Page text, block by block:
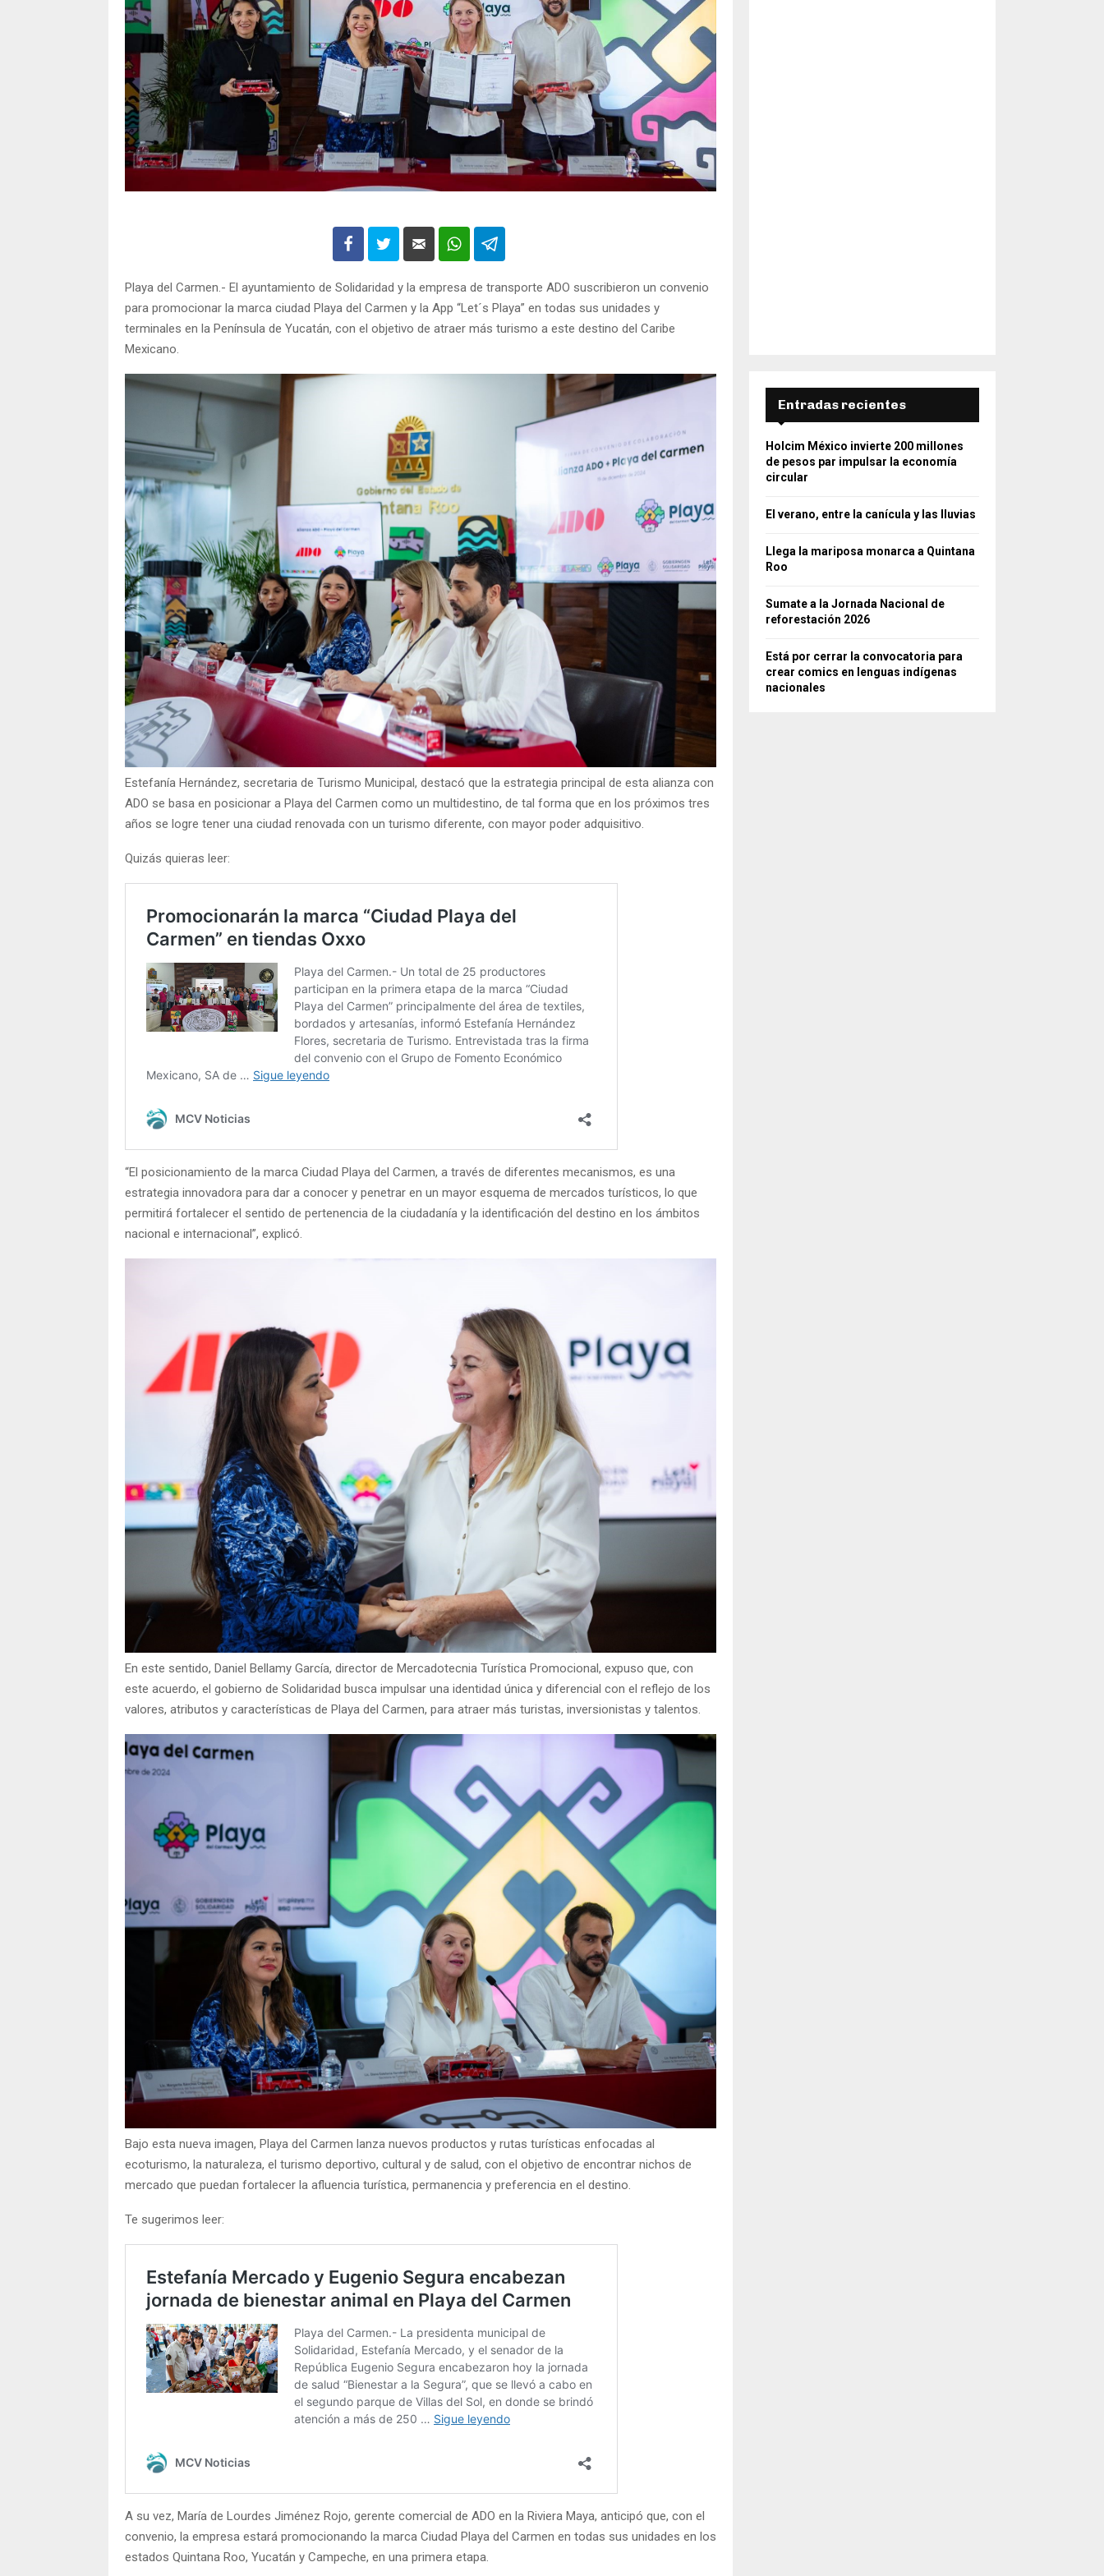
Playa del Carmen.- El ayuntamiento de Solidaridad y la empresa de transporte ADO suscribieron un convenio
para promocionar la marca ciudad Playa del Carmen y la App “Let´s Playa” en todas sus unidades y
terminales en la Península de Yucatán, con el objetivo de atraer más turismo a este destino del Caribe
Mexicano.
Estefanía Hernández, secretaria de Turismo Municipal, destacó que la estrategia principal de esta alianza con
ADO se basa en posicionar a Playa del Carmen como un multidestino, de tal forma que en los próximos tres
años se logre tener una ciudad renovada con un turismo diferente, con mayor poder adquisitivo.
Quizás quieras leer:
“El posicionamiento de la marca Ciudad Playa del Carmen, a través de diferentes mecanismos, es una
estrategia innovadora para dar a conocer y penetrar en un mayor esquema de mercados turísticos, lo que
permitirá fortalecer el sentido de pertenencia de la ciudadanía y la identificación del destino en los ámbitos
nacional e internacional”, explicó.
En este sentido, Daniel Bellamy García, director de Mercadotecnia Turística Promocional, expuso que, con
este acuerdo, el gobierno de Solidaridad busca impulsar una identidad única y diferencial con el reflejo de los
valores, atributos y características de Playa del Carmen, para atraer más turistas, inversionistas y talentos.
Bajo esta nueva imagen, Playa del Carmen lanza nuevos productos y rutas turísticas enfocadas al
ecoturismo, la naturaleza, el turismo deportivo, cultural y de salud, con el objetivo de encontrar nichos de
mercado que puedan fortalecer la afluencia turística, permanencia y preferencia en el destino.
Te sugerimos leer:
A su vez, María de Lourdes Jiménez Rojo, gerente comercial de ADO en la Riviera Maya, anticipó que, con el
convenio, la empresa estará promocionando la marca Ciudad Playa del Carmen en todas sus unidades en los
estados Quintana Roo, Yucatán y Campeche, en una primera etapa.
Entradas recientes
Holcim México invierte 200 millones
de pesos par impulsar la economía
circular
El verano, entre la canícula y las lluvias
Llega la mariposa monarca a Quintana
Roo
Sumate a la Jornada Nacional de
reforestación 2026
Está por cerrar la convocatoria para
crear comics en lenguas indígenas
nacionales